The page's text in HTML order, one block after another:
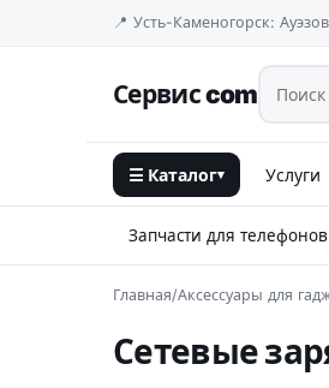
📍 Усть-Каменогорск:
Сервис com
☰ Каталог▾ Услуги
Запчасти для телефонов
Главная/Аксессуары для
Сетевые